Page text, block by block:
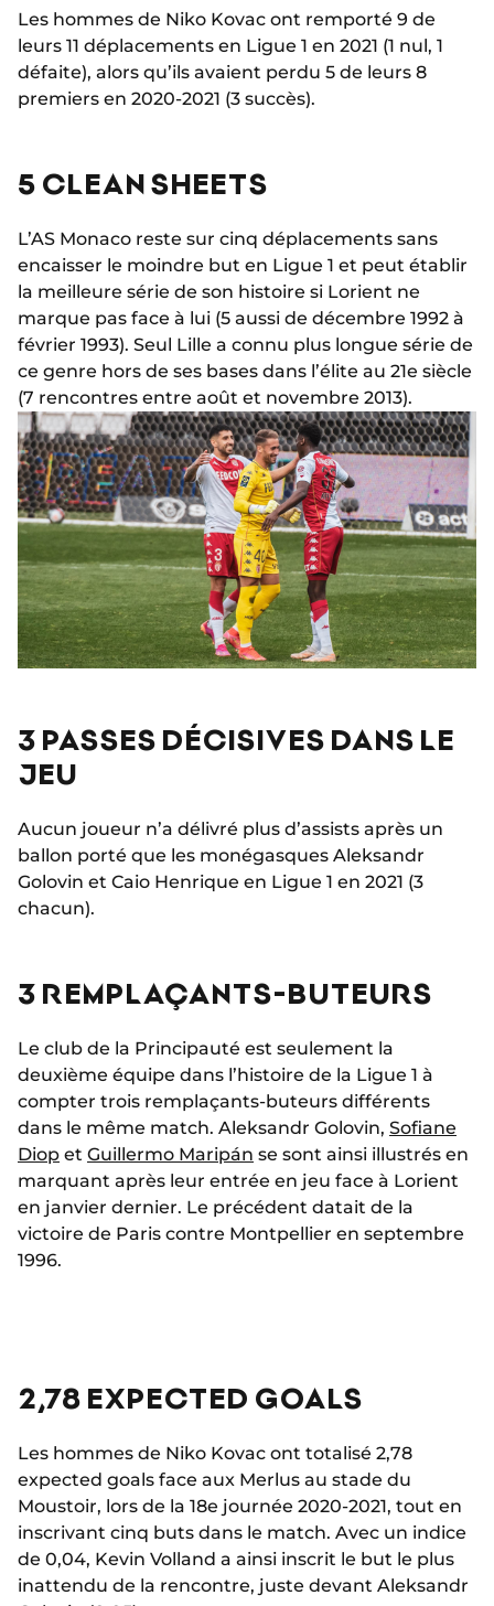
Les hommes de Niko Kovac ont remporté 9 de
leurs 11 déplacements en Ligue 1 en 2021 (1 nul, 1
défaite), alors qu’ils avaient perdu 5 de leurs 8
premiers en 2020-2021 (3 succès).
5 CLEAN SHEETS
L’AS Monaco reste sur cinq déplacements sans
encaisser le moindre but en Ligue 1 et peut établir
la meilleure série de son histoire si Lorient ne
marque pas face à lui (5 aussi de décembre 1992 à
février 1993). Seul Lille a connu plus longue série de
ce genre hors de ses bases dans l’élite au 21e siècle
(7 rencontres entre août et novembre 2013).
3 PASSES DÉCISIVES DANS LE
JEU
Aucun joueur n’a délivré plus d’assists après un
ballon porté que les monégasques Aleksandr
Golovin et Caio Henrique en Ligue 1 en 2021 (3
chacun).
3 REMPLAÇANTS-BUTEURS
Le club de la Principauté est seulement la
deuxième équipe dans l’histoire de la Ligue 1 à
compter trois remplaçants-buteurs différents
dans le même match. Aleksandr Golovin, Sofiane
Diop et Guillermo Maripán se sont ainsi illustrés en
marquant après leur entrée en jeu face à Lorient
en janvier dernier. Le précédent datait de la
victoire de Paris contre Montpellier en septembre
1996.
2,78 EXPECTED GOALS
Les hommes de Niko Kovac ont totalisé 2,78
expected goals face aux Merlus au stade du
Moustoir, lors de la 18e journée 2020-2021, tout en
inscrivant cinq buts dans le match. Avec un indice
de 0,04, Kevin Volland a ainsi inscrit le but le plus
inattendu de la rencontre, juste devant Aleksandr